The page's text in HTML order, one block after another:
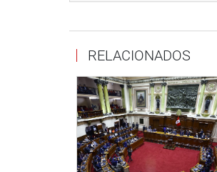
voto. Que, el Partido Fuerza
La misma moción hace
solicitado la exhibición de
electorales. También, que
Americanos (OEA), el pedido
“Ante los hechos descritos,
organismos electorales,
cuestionamientos, incluso
RELACIONADOS